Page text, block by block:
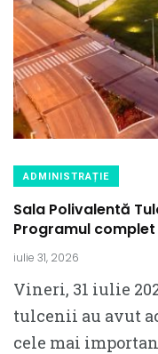
ADMINISTRAȚIE
Sala Polivalentă
Programul complet
iulie 31, 2026
Vineri, 31 iulie
tulcenii au avut
cele mai